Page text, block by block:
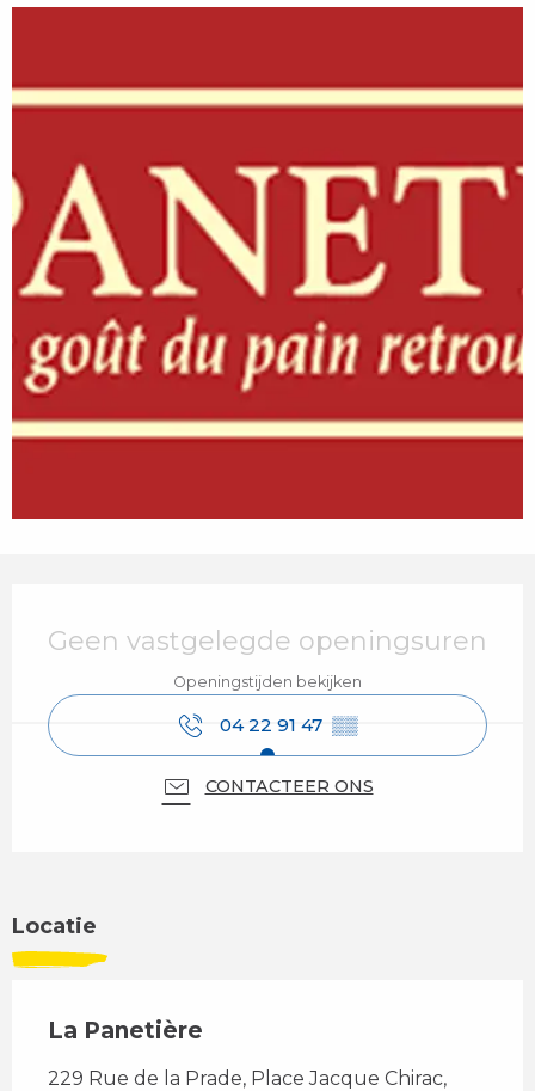
Geen vastgelegde openingsuren
Openingstijden bekijken
04 22 91 47 ▒▒
CONTACTEER ONS
Locatie
La Panetière
229 Rue de la Prade, Place Jacque Chirac,